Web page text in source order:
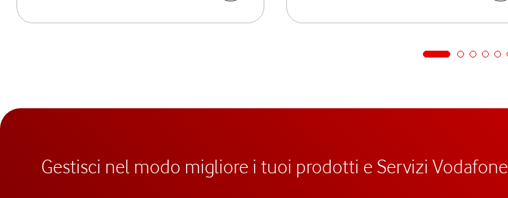
Gestisci nel modo migliore i tuoi prodotti e Servizi Vodafone